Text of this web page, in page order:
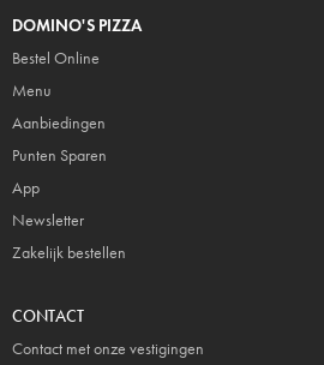
DOMINO'S PIZZA
Bestel Online
Menu
Aanbiedingen
Punten Sparen
App
Newsletter
Zakelijk bestellen
CONTACT
Contact met onze vestigingen